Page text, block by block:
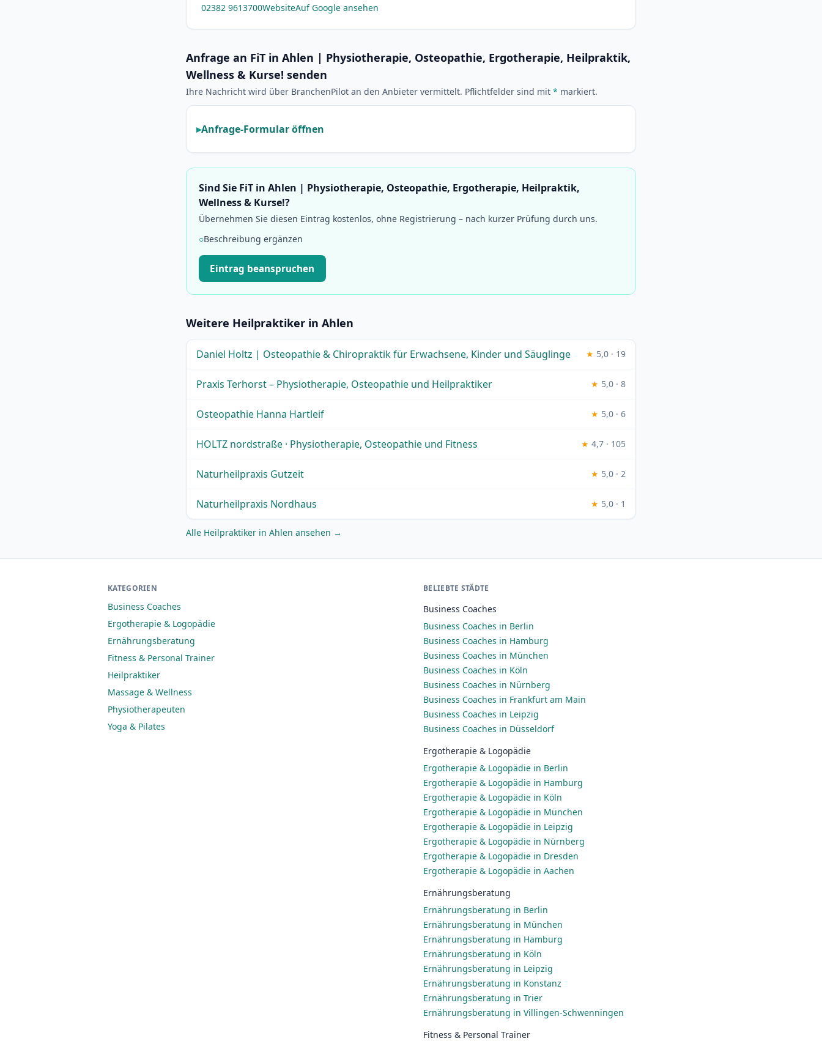
02382 9613700WebsiteAuf Google ansehen
Anfrage an FiT in Ahlen | Physiotherapie, Osteopathie, Ergotherapie, Heilpraktik,
Wellness & Kurse! senden
Ihre Nachricht wird über BranchenPilot an den Anbieter vermittelt. Pflichtfelder sind mit * markiert.
Anfrage-Formular öffnen
Sind Sie FiT in Ahlen | Physiotherapie, Osteopathie, Ergotherapie, Heilpraktik,
Wellness & Kurse!?
Übernehmen Sie diesen Eintrag kostenlos, ohne Registrierung – nach kurzer Prüfung durch uns.
○Beschreibung ergänzen
Eintrag beanspruchen
Weitere Heilpraktiker in Ahlen
Daniel Holtz | Osteopathie & Chiropraktik für Erwachsene, Kinder und Säuglinge ★ 5,0 · 19
Praxis Terhorst – Physiotherapie, Osteopathie und Heilpraktiker ★ 5,0 · 8
Osteopathie Hanna Hartleif ★ 5,0 · 6
HOLTZ nordstraße · Physiotherapie, Osteopathie und Fitness ★ 4,7 · 105
Naturheilpraxis Gutzeit ★ 5,0 · 2
Naturheilpraxis Nordhaus ★ 5,0 · 1
Alle Heilpraktiker in Ahlen ansehen →
KATEGORIEN
Business Coaches
Ergotherapie & Logopädie
Ernährungsberatung
Fitness & Personal Trainer
Heilpraktiker
Massage & Wellness
Physiotherapeuten
Yoga & Pilates
BELIEBTE STÄDTE
Business Coaches
Business Coaches in Berlin
Business Coaches in Hamburg
Business Coaches in München
Business Coaches in Köln
Business Coaches in Nürnberg
Business Coaches in Frankfurt am Main
Business Coaches in Leipzig
Business Coaches in Düsseldorf
Ergotherapie & Logopädie
Ergotherapie & Logopädie in Berlin
Ergotherapie & Logopädie in Hamburg
Ergotherapie & Logopädie in Köln
Ergotherapie & Logopädie in München
Ergotherapie & Logopädie in Leipzig
Ergotherapie & Logopädie in Nürnberg
Ergotherapie & Logopädie in Dresden
Ergotherapie & Logopädie in Aachen
Ernährungsberatung
Ernährungsberatung in Berlin
Ernährungsberatung in München
Ernährungsberatung in Hamburg
Ernährungsberatung in Köln
Ernährungsberatung in Leipzig
Ernährungsberatung in Konstanz
Ernährungsberatung in Trier
Ernährungsberatung in Villingen-Schwenningen
Fitness & Personal Trainer